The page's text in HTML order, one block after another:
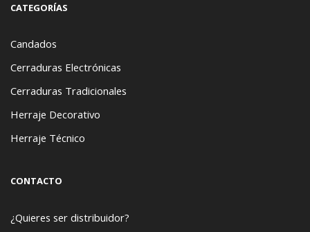
CATEGORÍAS
Candados
Cerraduras Electrónicas
Cerraduras Tradicionales
Herraje Decorativo
Herraje Técnico
CONTACTO
¿Quieres ser distribuidor?